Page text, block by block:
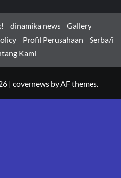
dinamika news
Gallery
Profil Perusahaan
Serba/i
Kami
| covernewsby AF themes.